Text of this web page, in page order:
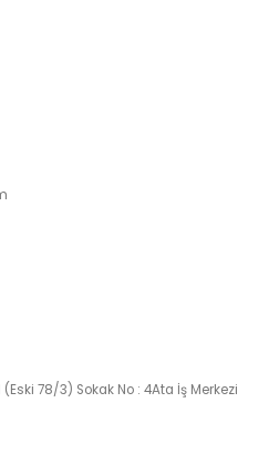
78/3) Sokak No : 4Ata İş Merkezi